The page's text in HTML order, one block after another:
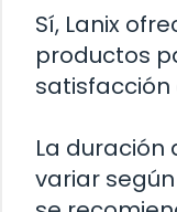
Sí, Lanix
productos
satisfacción
La
variar